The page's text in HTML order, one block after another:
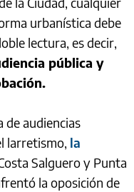
urbanística debe
lectura, es decir,
pública y
de audiencias
larretismo, la
Salguero y Punta
la oposición de